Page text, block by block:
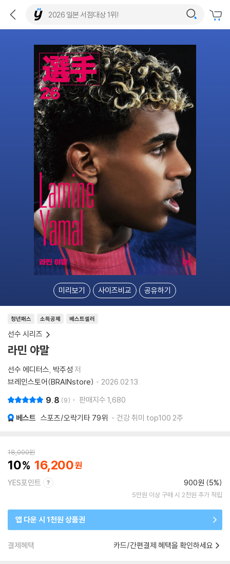
미리보기 사이즈비교 공유하기
소득공제 베스트셀러
청년패스
선수 시리즈
라민 야말
선수 에디터스 박주성 저
브레인스토어(BRAINstore)
2026.02.13.
9.8 9 판매지수 1,680
베스트 스포츠/오락기타 79위 건강 취미 top100 2주
18,000원
10 16,200
YES포인트 900원 (5%)
5만원 이상 구매 시 2천원 추가 적립
앱 다운 시 1천원 상품권
결제혜택 카드/간편결제 혜택을 확인하세요